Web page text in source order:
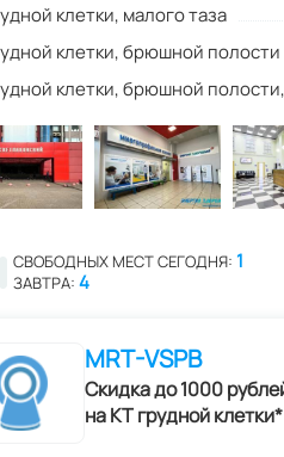
клетки, малого таза
клетки, брюшной полости
клетки, брюшной
СВОБОДНЫХ МЕСТ СЕГОДНЯ: 1
ЗАВТРА: 4
MRT-VSPB
Скидка до 1000
на КТ грудной клетки*